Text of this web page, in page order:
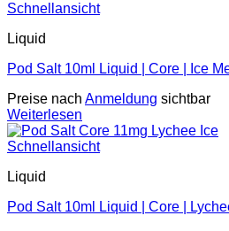
Schnellansicht
Liquid
Pod Salt 10ml Liquid | Core | Ice
Preise nach Anmeldung sichtbar
Weiterlesen
Schnellansicht
Liquid
Pod Salt 10ml Liquid | Core |